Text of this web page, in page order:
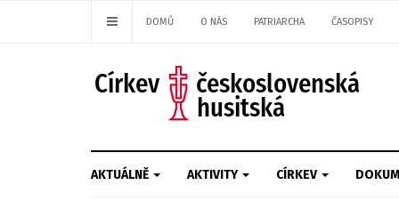
DOMŮ O NÁS PATRIARCHA ČASOPISY
AKTUÁLNĚ AKTIVITY CÍRKEV